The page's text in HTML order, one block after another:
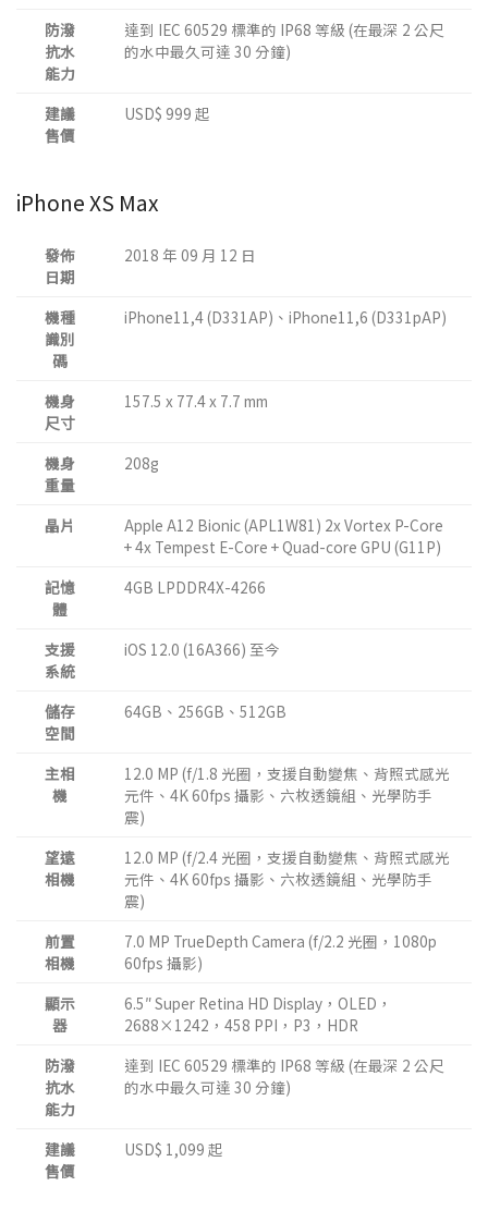
防潑
抗水
能力
達到 IEC 60529 標準的 IP68 等級 (在最深 2 公尺
的水中最久可達 30 分鐘)
建議
售價
USD$ 999 起
iPhone XS Max
發佈
日期
2018 年 09 月 12 日
機種
識別
碼
iPhone11,4 (D331AP)、iPhone11,6 (D331pAP)
機身
尺寸
157.5 x 77.4 x 7.7 mm
機身
重量
208g
晶片
Apple A12 Bionic (APL1W81) 2x Vortex P-Core
+ 4x Tempest E-Core + Quad-core GPU (G11P)
記憶
體
4GB LPDDR4X-4266
支援
系統
iOS 12.0 (16A366) 至今
儲存
空間
64GB、256GB、512GB
主相
機
12.0 MP (f/1.8 光圈，支援自動變焦、背照式感光
元件、4K 60fps 攝影、六枚透鏡組、光學防手
震)
望遠
相機
12.0 MP (f/2.4 光圈，支援自動變焦、背照式感光
元件、4K 60fps 攝影、六枚透鏡組、光學防手
震)
前置
相機
7.0 MP TrueDepth Camera (f/2.2 光圈，1080p
60fps 攝影)
顯示
器
6.5″ Super Retina HD Display，OLED，
2688×1242，458 PPI，P3，HDR
防潑
抗水
能力
達到 IEC 60529 標準的 IP68 等級 (在最深 2 公尺
的水中最久可達 30 分鐘)
建議
售價
USD$ 1,099 起